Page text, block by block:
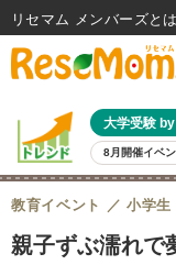
大学受験
8月開催イベ
親子ずぶ濡れで
教育イベント 小学生
リセマム メンバーズ